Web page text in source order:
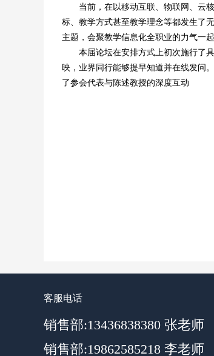
当前，在以移动互联、物联网、云核
标、教学方式甚至教学理念等都发生了
主题，会聚教学信息化全职业的力气一
本届论坛在安排方式上初次施行了具
映，业界同行能够提早知道并在线发问
了参会代表与陈述教授的深度互动
客服电话
销售部:13436838380 张老师
销售部:19862585218 李老师